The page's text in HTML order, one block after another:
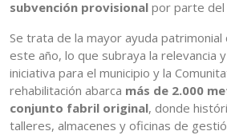
subvención provisional por parte del
Se trata de la mayor ayuda patrimonial
este año, lo que subraya la relevancia
iniciativa para el municipio y la
rehabilitación abarca más de 2.000
conjunto fabril original, donde
talleres, almacenes y oficinas de